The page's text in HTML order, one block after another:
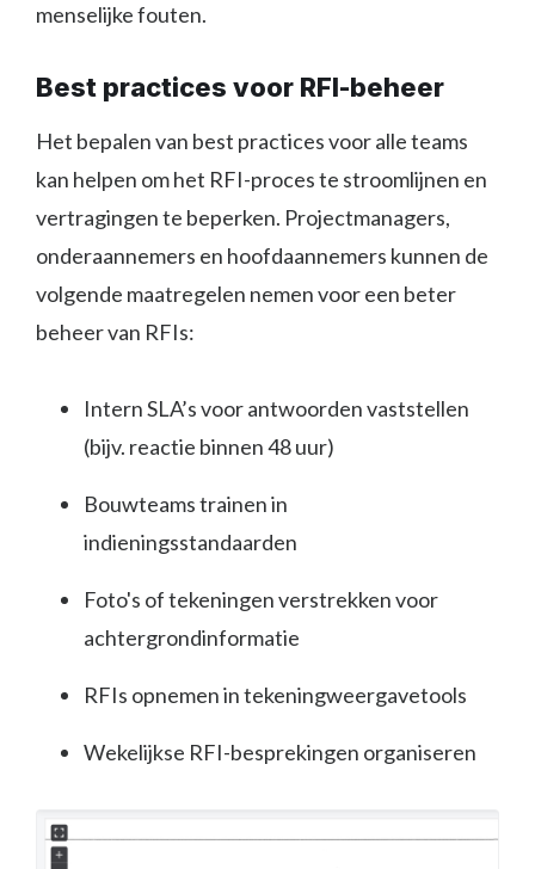
menselijke fouten.
Best practices voor RFI-beheer
Het bepalen van best practices voor alle teams
kan helpen om het RFI-proces te stroomlijnen en
vertragingen te beperken. Projectmanagers,
onderaannemers en hoofdaannemers kunnen de
volgende maatregelen nemen voor een beter
beheer van RFIs:
Intern SLA’s voor antwoorden vaststellen
(bijv. reactie binnen 48 uur)
Bouwteams trainen in
indieningsstandaarden
Foto's of tekeningen verstrekken voor
achtergrondinformatie
RFIs opnemen in tekeningweergavetools
Wekelijkse RFI-besprekingen organiseren